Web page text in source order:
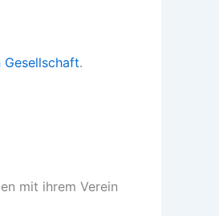
Gesellschaft.
mit ihrem Verein